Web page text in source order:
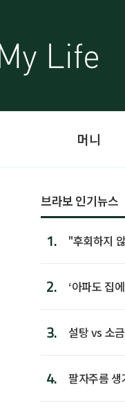
머니
브라보 인기뉴스
1.
"후회하지
2.
‘아파도 집
3. 설탕 vs 소
4. 팔자주름 생